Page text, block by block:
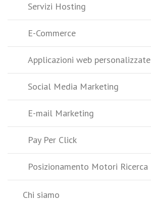
Servizi Hosting
E-Commerce
Applicazioni web personalizzate
Social Media Marketing
E-mail Marketing
Pay Per Click
Posizionamento Motori Ricerca
Chi siamo